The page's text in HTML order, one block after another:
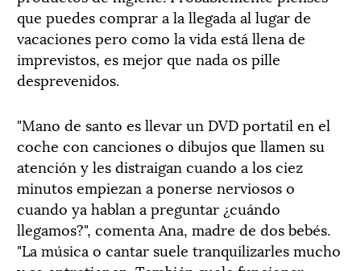
que puedes comprar a la llegada al lugar de
vacaciones pero como la vida está llena de
imprevistos, es mejor que nada os pille
desprevenidos.
"Mano de santo es llevar un DVD portatil en el
coche con canciones o dibujos que llamen su
atención y les distraigan cuando a los ciez
minutos empiezan a ponerse nerviosos o
cuando ya hablan a preguntar ¿cuándo
llegamos?", comenta Ana, madre de dos bebés.
"La música o cantar suele tranquilizarles mucho